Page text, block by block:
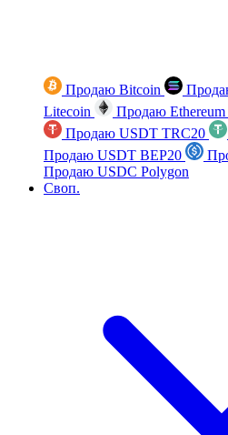
Продаю Bitcoin
Litecoin
Продаю Ethereum
Продаю USDT TRC20
Продаю USDT BEP20
Продаю USDC Polygon
Своп.